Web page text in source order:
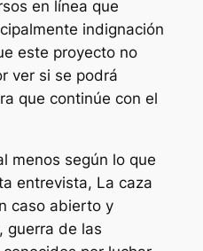
en línea que
indignación
este proyecto no
ver si se podrá
que continúe con el
menos según lo que
entrevista, La caza
caso abierto y
guerra de las